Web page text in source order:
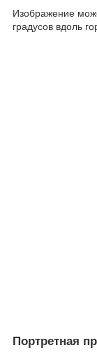
Изображение
градусов вдоль
Портретная